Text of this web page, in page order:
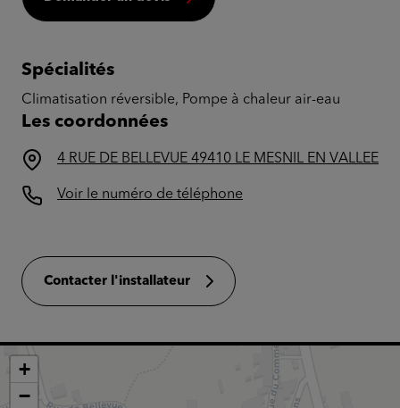
Spécialités
Climatisation réversible, Pompe à chaleur air-eau
Les coordonnées
4 RUE DE BELLEVUE 49410 LE MESNIL EN VALLEE
Voir le numéro de téléphone
Contacter l'installateur
+
−